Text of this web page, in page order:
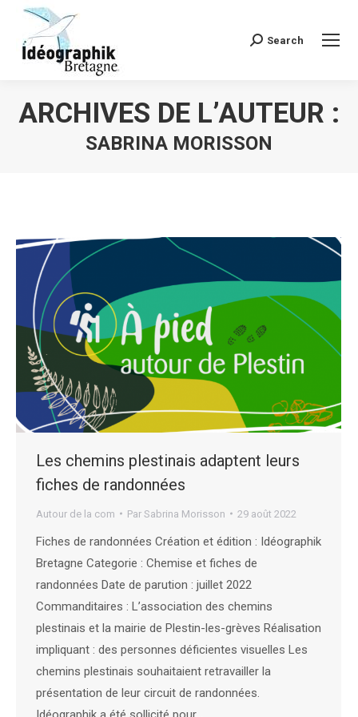
Recherche
Search
ARCHIVES DE L’AUTEUR :
SABRINA MORISSON
Les chemins plestinais adaptent leurs
fiches de randonnées
Autour de la com Par Sabrina Morisson 29 août 2022
Fiches de randonnées Création et édition : Idéographik
Bretagne Categorie : Chemise et fiches de
randonnées Date de parution : juillet 2022
Commanditaires : L’association des chemins
plestinais et la mairie de Plestin-les-grèves Réalisation
impliquant : des personnes déficientes visuelles Les
chemins plestinais souhaitaient retravailler la
présentation de leur circuit de randonnées.